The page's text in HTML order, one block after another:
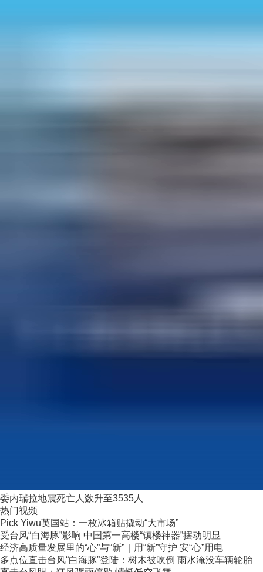
委内瑞拉地震死亡人数升至3535人
热门视频
Pick Yiwu英国站：一枚冰箱贴撬动“大市场”
受台风“白海豚”影响 中国第一高楼“镇楼神器”摆动明显
经济高质量发展里的“心”与“新”｜用“新”守护 安“心”用电
多点位直击台风“白海豚”登陆：树木被吹倒 雨水淹没车辆轮胎